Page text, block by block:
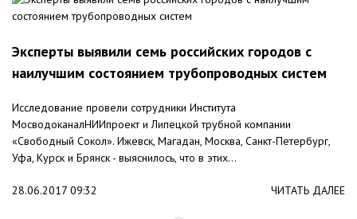
Эксперты выявили семь российских городов с
наилучшим состоянием трубопроводных систем
Исследование провели сотрудники Института
МосводоканалНИИпроект и Липецкой трубной компании
«Свободный Сокол». Ижевск, Магадан, Москва, Санкт-Петербург,
Уфа, Курск и Брянск - выяснилось, что в этих...
28.06.2017 09:32 ЧИТАТЬ ДАЛЕЕ